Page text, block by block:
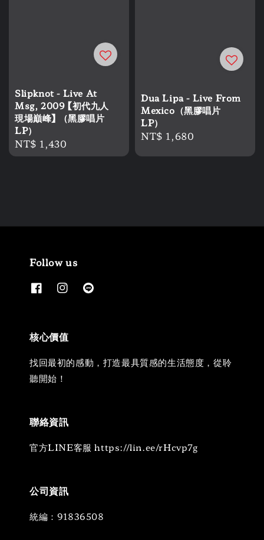
Slipknot - Live At
Msg, 2009 【初代九人
現場巔峰】 （黑膠唱片
LP）
Regular
price
NT$ 1,430
Dua Lipa - Live From
Mexico（黑膠唱片
LP）
Regular
NT$ 1,680
Follow us
核心價值
找回最初的感動，打造最具質感的生活態度，從聆
聽開始！
聯絡資訊
官方LINE客服 https://lin.ee/rHcvp7g
公司資訊
統編：91836508